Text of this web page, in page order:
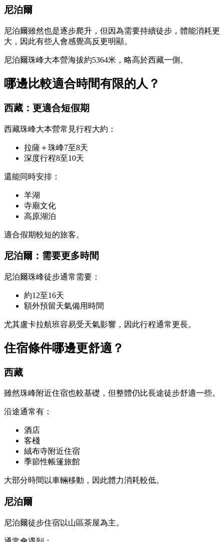
尼泊爾
尼泊爾雖然也是逐步爬升，但因為需要持續徒步，體能消耗更
大，因此有些人會感覺高反更明顯。
尼泊爾珠峰大本營海拔約5364米，略高於西藏一側。
哪邊比較適合時間有限的人？
西藏：更適合短假期
西藏珠峰大本營常見行程大約：
拉薩＋珠峰7至8天
深度行程8至10天
還能同時安排：
羊湖
寺廟文化
高原湖泊
適合假期較短的旅客。
尼泊爾：需要更多時間
尼泊爾珠峰徒步通常需要：
約12至16天
額外預留天氣備用時間
尤其盧卡拉航班容易受天氣影響，因此行程通常更長。
住宿條件哪邊更舒適？
西藏
雖然珠峰附近住宿也較基礎，但整體仍比長途徒步舒適一些。
沿途通常有：
酒店
客棧
絨布寺附近住宿
季節性帳篷旅館
大部分時間以車輛移動，因此體力消耗較低。
尼泊爾
尼泊爾徒步住宿以山區茶屋為主。